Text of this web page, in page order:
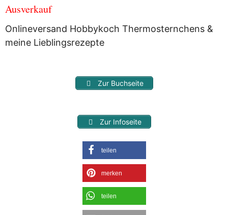
Ausverkauf
Onlineversand Hobbykoch Thermosternchens &
meine Lieblingsrezepte
Zur Buchseite
Zur Infoseite
teilen
merken
teilen